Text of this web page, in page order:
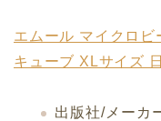
エムール マイクロビ
キューブ XLサイズ
出版社/メーカ